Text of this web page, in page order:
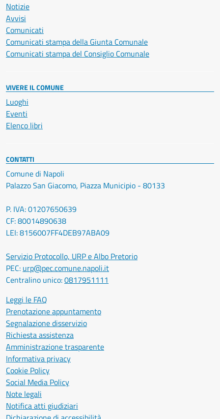
Notizie
Avvisi
Comunicati
Comunicati stampa della Giunta Comunale
Comunicati stampa del Consiglio Comunale
VIVERE IL COMUNE
Luoghi
Eventi
Elenco libri
CONTATTI
Comune di Napoli
Palazzo San Giacomo, Piazza Municipio - 80133
P. IVA: 01207650639
CF: 80014890638
LEI: 8156007FF4DEB97ABA09
Servizio Protocollo, URP e Albo Pretorio
PEC: urp@pec.comune.napoli.it
Centralino unico:0817951111
Leggi le FAQ
Prenotazione appuntamento
Segnalazione disservizio
Richiesta assistenza
Amministrazione trasparente
Informativa privacy
Cookie Policy
Social Media Policy
Note legali
Notifica atti giudiziari